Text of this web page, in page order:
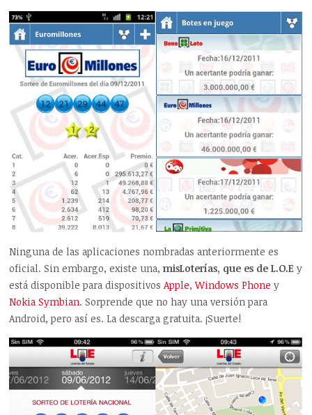
Ninguna de las aplicaciones nombradas anteriormente es
oficial. Sin embargo, existe una,misLoterías, que es de L.O.E y
está disponible para dispositivosApple,Windows Phone y
Nokia Symbian. Sorprende que no hay una versión para
Android, pero así es. La descarga gratuita. ¡Suerte!